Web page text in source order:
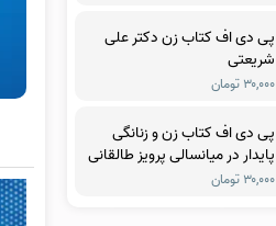
پی دی اف کتاب زن دکتر علی
شریعتی
۳۰,۰۰۰ تومان
پی دی اف کتاب زن و زنانگی
پایدار در میانسالی پرویز طالقانی
۳۰,۰۰۰ تومان